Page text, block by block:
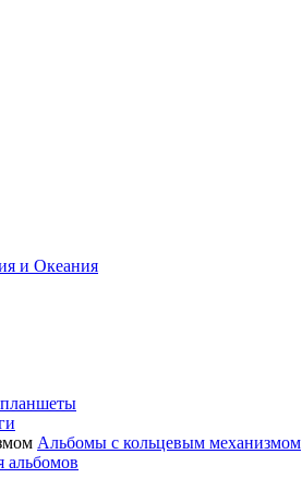
и Океания
Альбомы с кольцевым механизмом
альбомов